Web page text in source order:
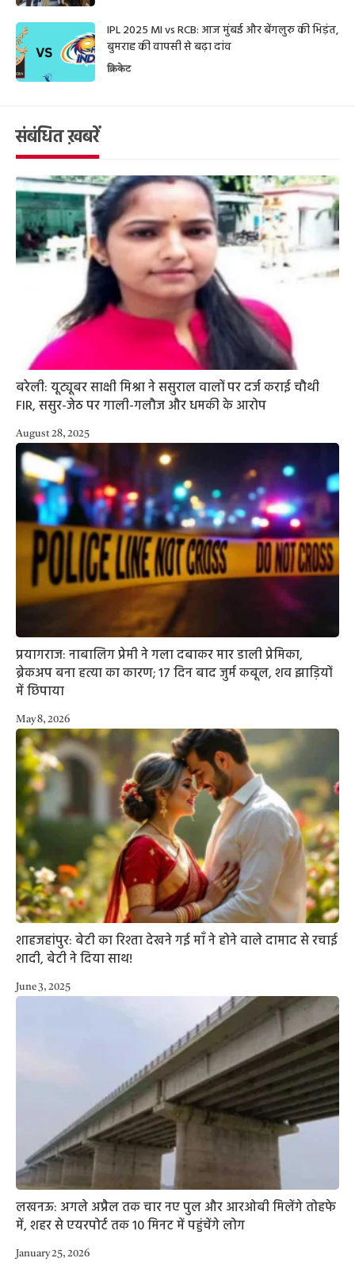
IPL 2025 MI vs RCB: आज मुंबई और बेंगलुरु की भिड़ंत,
बुमराह की वापसी से बढ़ा दांव
क्रिकेट
संबंधित ख़बरें
बरेली: यूट्यूबर साक्षी मिश्रा ने ससुराल वालों पर दर्ज कराई चौथी
FIR, ससुर-जेठ पर गाली-गलौज और धमकी के आरोप
August 28, 2025
प्रयागराज: नाबालिग प्रेमी ने गला दबाकर मार डाली प्रेमिका,
ब्रेकअप बना हत्या का कारण; 17 दिन बाद जुर्म कबूल, शव झाड़ियों
में छिपाया
May 8, 2026
शाहजहांपुर: बेटी का रिश्ता देखने गई माँ ने होने वाले दामाद से रचाई
शादी, बेटी ने दिया साथ!
June 3, 2025
लखनऊ: अगले अप्रैल तक चार नए पुल और आरओबी मिलेंगे तोहफे
में, शहर से एयरपोर्ट तक 10 मिनट में पहुंचेंगे लोग
January 25, 2026